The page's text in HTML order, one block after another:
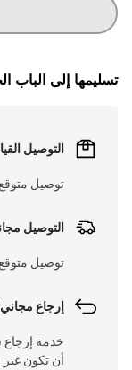
تسليمها إلى الباب
التوصيل
توصيل متوقع خلال 1 - 3
التوصيل
توصيل متوقع
إرجاع
أن تكون